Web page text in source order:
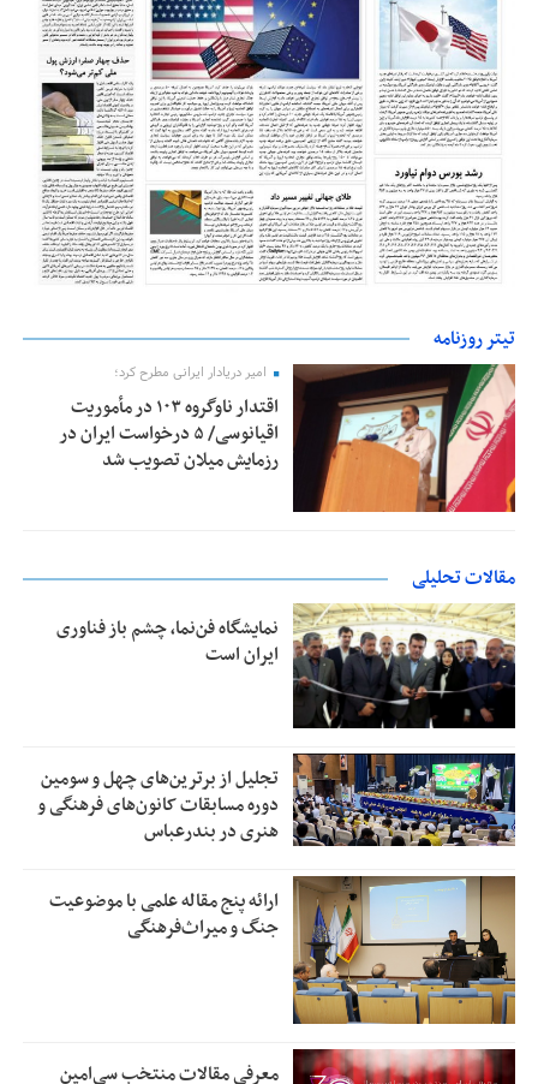
تیتر روزنامه
امیر دریادار ایرانی مطرح کرد؛
اقتدار ناوگروه ۱۰۳ در مأموریت‌
اقیانوسی/ ۵ درخواست ایران در
رزمایش میلان تصویب شد
مقالات تحلیلی
نمایشگاه فن‌نما، چشم باز فناوری
ایران است
تجلیل از بر‌ترین‌های چهل و سومین
دوره مسابقات کانون‌های فرهنگی و
هنری در بندرعباس
ارائه پنج مقاله علمی با موضوعیت
جنگ و میراث‌فرهنگی
معرفی مقالات منتخب سی‌امین